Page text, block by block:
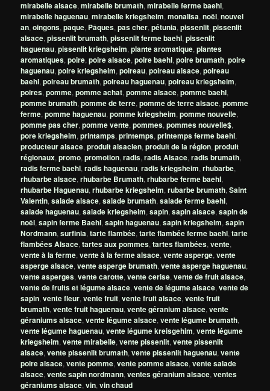
mirabelle alsace,mirabelle brumath,mirabelle ferme baehl,
mirabelle haguenau,mirabelle kriegsheim,monalisa,noël,nouvel
an,oingons,paque, Pâques,pas cher,pétunia,pissenlit,pissenlit
alsace,pissenlit brumath,pissenlit ferme baehl,pissenlit
haguenau,pissenlit kriegsheim,plante aromatique,plantes
aromatiques,poire,poire alsace,poire baehl,poire brumath,poire
haguenau,poire kriegsheim,poireau,poireau alsace,poireau
baehl,poireau brumath,poireau haguenau,poireau kriegsheim,
poires,pomme,pomme achat,pomme alsace,pomme baehl,
pomme brumath,pomme de terre,pomme de terre alsace,pomme
ferme,pomme haguenau,pomme kriegsheim,pomme nouvelle,
pomme pas cher,pomme vente,pommes,pommes nouvelle$,
pore kriegsheim,printamps,printemps,printemps ferme baehl,
producteur alsace,produit alsacien,produit de la région,produit
régionaux,promo,promotion,radis,radis Alsace,radis brumath,
radis ferme baehl,radis haguenau,radis kriegsheim,rhubarbe,
rhubarbe alsace,rhubarbe Brumath,rhubarbe ferme baehl,
rhubarbe Haguenau,rhubarbe kriegsheim,rubarbe brumath,Saint
Valentin,salade alsace,salade brumath,salade ferme baehl,
salade haguenau,salade kriegsheim,sapin,sapin alsace,sapin de
noêl,sapin ferme Baehl,sapin haguenau,sapin kriegsheim,sapin
Nordmann,surfinia,tarte flambée,tarte flambée ferme baehl,tarte
flambées Alsace,tartes aux pommes,tartes flambées,vente,
vente à la ferme,vente à la ferme alsace,vente asperge,vente
asperge alsace,vente asperge brumath,vente asperge haguenau,
vente asperges,vente carotte,vente cerise,vente de fruit alsace,
vente de fruits et légume alsace,vente de légume alsace,vente de
sapin,vente fleur,vente fruit,vente fruit alsace,vente fruit
brumath,vente fruit haguenau,vente géranium alsace,vente
géraniums alsace,vente légume alsace,vente légume brumath,
vente légume haguenau,vente légume kreisgehim,vente légume
kriegsheim,vente mirabelle,vente pissenlit,vente pissenlit
alsace,vente pissenlit brumath,vente pissenlit haguenau,vente
poire alsace,vente pomme,vente pomme alsace,vente salade
alsace,vente sapin nordmann,ventes géranium alsace,ventes
géraniums alsace,vin,vin chaud